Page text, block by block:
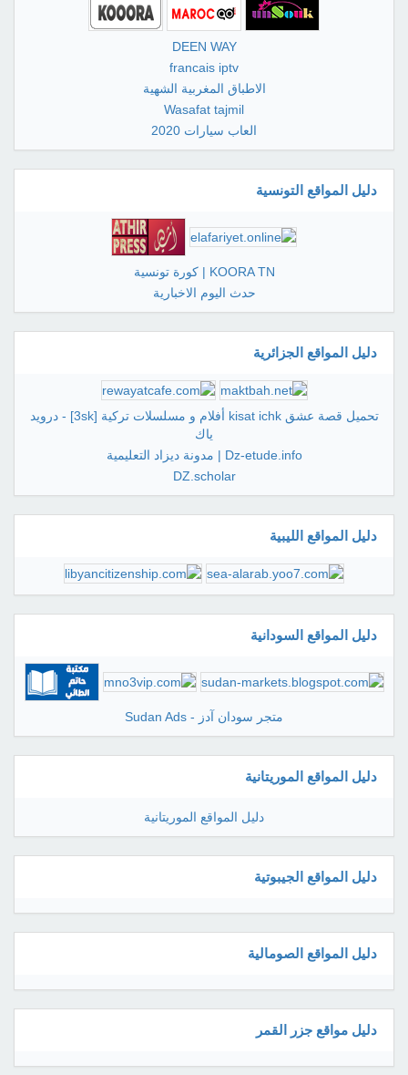
DEEN WAY
francais iptv
الاطباق المغربية الشهية
Wasafat tajmil
العاب سيارات 2020
دليل المواقع التونسية
KOORA TN | كورة تونسية
حدث اليوم الاخبارية
دليل المواقع الجزائرية
تحميل قصة عشق kisat ichk أفلام و مسلسلات تركية [3sk] - درويد
ياك
Dz-etude.info | مدونة ديزاد التعليمية
DZ.scholar
دليل المواقع الليبية
دليل المواقع السودانية
متجر سودان آدز - Sudan Ads
دليل المواقع الموريتانية
دليل المواقع الموريتانية
دليل المواقع الجيبوتية
دليل المواقع الصومالية
دليل مواقع جزر القمر